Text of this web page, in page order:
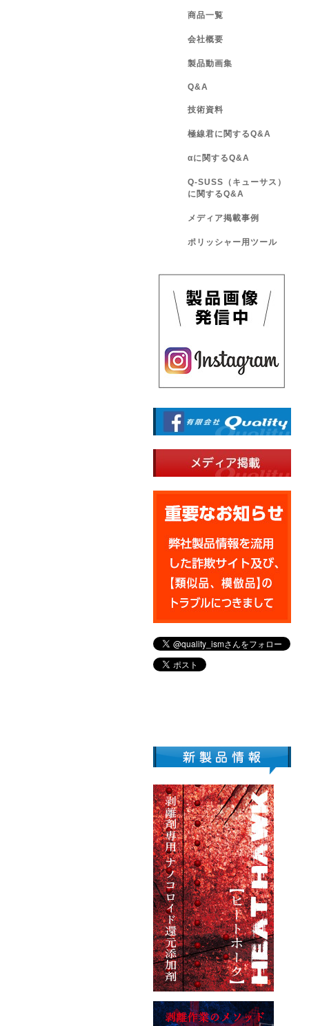
商品一覧
会社概要
製品動画集
Q&A
技術資料
極線君に関するQ&A
αに関するQ&A
Q-SUSS（キューサス）
に関するQ&A
メディア掲載事例
ポリッシャー用ツール